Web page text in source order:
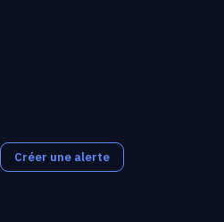
Créer une alerte